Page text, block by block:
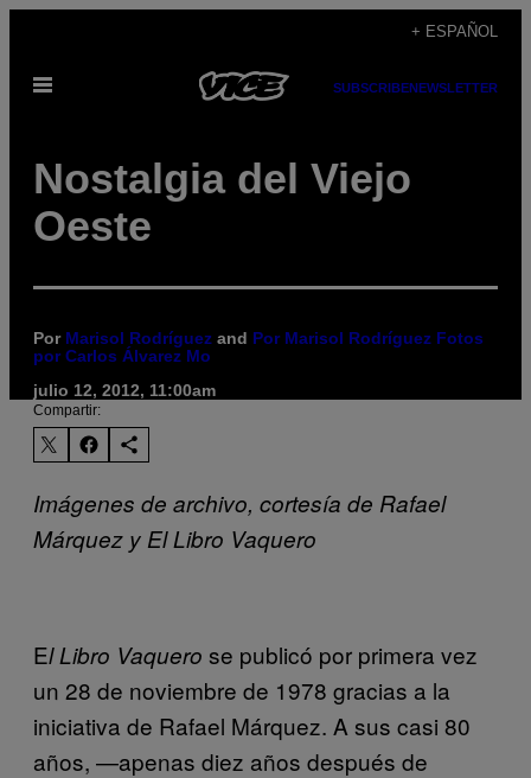
contenido
+ ESPAÑOL
Abrir
SUBSCRIBENEWSLETTER
Nostalgia del Viejo
Oeste
Por Marisol Rodríguez and Por Marisol Rodríguez Fotos
por Carlos Álvarez Mo
julio 12, 2012, 11:00am
Compartir:
Imágenes de archivo, cortesía de Rafael
Márquez y El Libro Vaquero
ElLibro Vaquero se publicó por primera vez
un 28 de noviembre de 1978 gracias a la
iniciativa de Rafael Márquez. A sus casi 80
años, —apenas diez años después de